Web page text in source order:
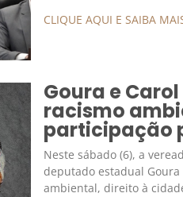
CLIQUE AQUI E SAIBA
Goura e
racismo
participação
Neste sábado (6), a
deputado estadual
ambiental, direito à